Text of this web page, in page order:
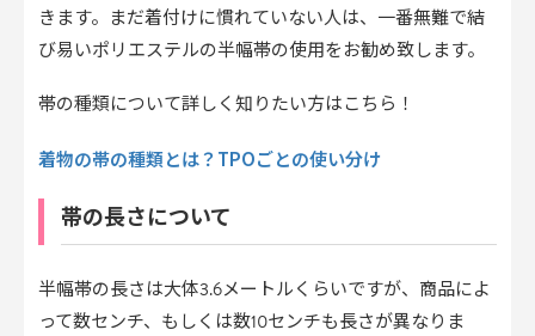
きます。まだ着付けに慣れていない人は、一番無難で結
び易いポリエステルの半幅帯の使用をお勧め致します。
帯の種類について詳しく知りたい方はこちら！
着物の帯の種類とは？TPOごとの使い分け
帯の長さについて
半幅帯の長さは大体3.6メートルくらいですが、商品によ
って数センチ、もしくは数10センチも長さが異なりま